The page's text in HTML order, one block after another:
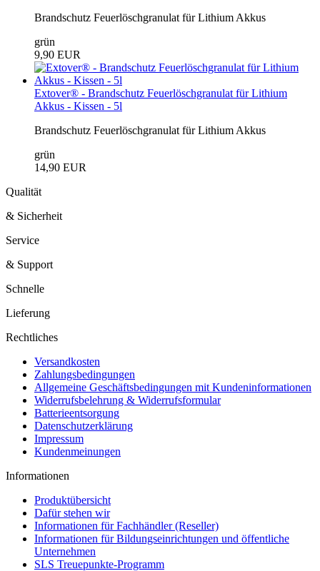
Brandschutz Feuerlöschgranulat für Lithium Akkus
grün
9,90 EUR
Extover® - Brandschutz Feuerlöschgranulat für Lithium
Akkus - Kissen - 5l
Brandschutz Feuerlöschgranulat für Lithium Akkus
grün
14,90 EUR
Qualität
& Sicherheit
Service
& Support
Schnelle
Lieferung
Rechtliches
Versandkosten
Zahlungsbedingungen
Allgemeine Geschäftsbedingungen mit Kundeninformationen
Widerrufsbelehrung & Widerrufsformular
Batterieentsorgung
Datenschutzerklärung
Impressum
Kundenmeinungen
Informationen
Produktübersicht
Dafür stehen wir
Informationen für Fachhändler (Reseller)
Informationen für Bildungseinrichtungen und öffentliche
Unternehmen
SLS Treuepunkte-Programm